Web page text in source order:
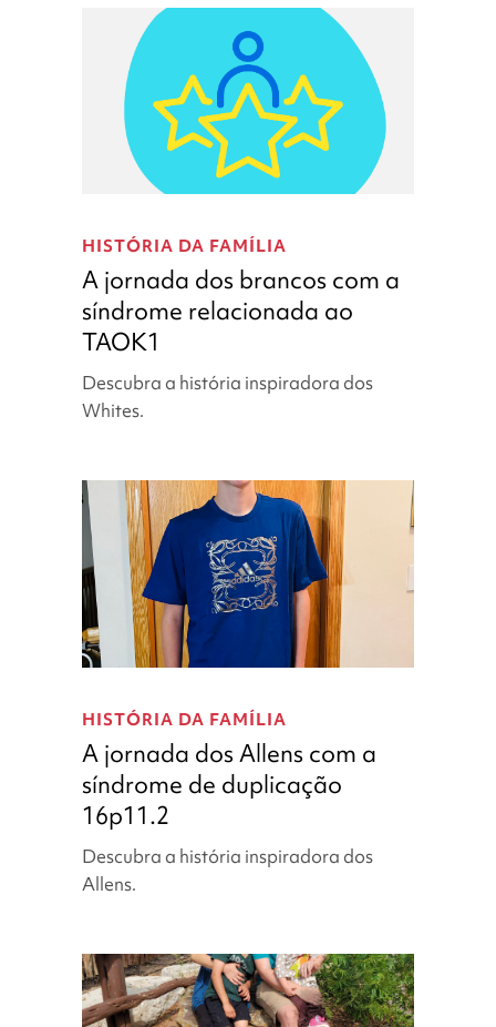
síndrome
associada
MBD5
jornada
dos
brancos
com
a
relacionada
ao
HISTÓRIA DA FAMÍLIA
A jornada dos brancos com a
síndrome relacionada ao
TAOK1
Descubra a história inspiradora dos
Whites.
jornada
dos
Allens
com
a
de
duplicação
HISTÓRIA DA FAMÍLIA
A jornada dos Allens com a
síndrome de duplicação
16p11.2
Descubra a história inspiradora dos
Allens.